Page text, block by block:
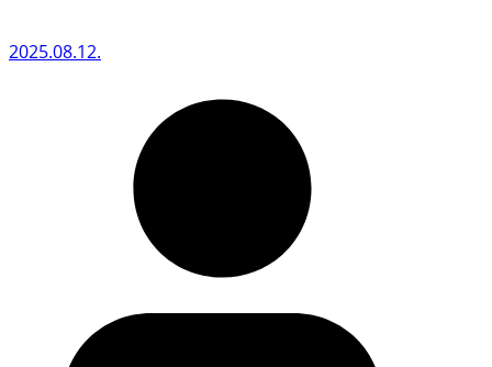
2025.08.12.